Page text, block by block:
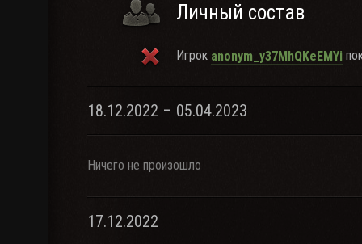
Личный состав
Игрок anonym_y37MhQKeEMYi
18.12.2022 – 05.04.2023
Ничего не произошло
17.12.2022